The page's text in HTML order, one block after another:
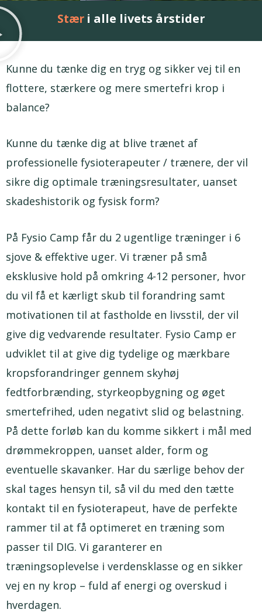
Livskvalitet i alle livets årstider
Kunne du tænke dig en tryg og sikker vej til en
flottere, stærkere og mere smertefri krop i
balance?
Kunne du tænke dig at blive trænet af
professionelle fysioterapeuter / trænere, der vil
sikre dig optimale træningsresultater, uanset
skadeshistorik og fysisk form?
På Fysio Camp får du 2 ugentlige træninger i 6
sjove & effektive uger. Vi træner på små
eksklusive hold på omkring 4-12 personer, hvor
du vil få et kærligt skub til forandring samt
motivationen til at fastholde en livsstil, der vil
give dig vedvarende resultater. Fysio Camp er
udviklet til at give dig tydelige og mærkbare
kropsforandringer gennem skyhøj
fedtforbrænding, styrkeopbygning og øget
smertefrihed, uden negativt slid og belastning.
På dette forløb kan du komme sikkert i mål med
drømmekroppen, uanset alder, form og
eventuelle skavanker. Har du særlige behov der
skal tages hensyn til, så vil du med den tætte
kontakt til en fysioterapeut, have de perfekte
rammer til at få optimeret en træning som
passer til DIG. Vi garanterer en
træningsoplevelse i verdensklasse og en sikker
vej en ny krop – fuld af energi og overskud i
hverdagen.